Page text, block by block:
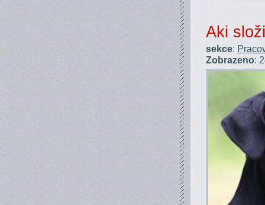
Aki
sekce:
Zobrazeno: